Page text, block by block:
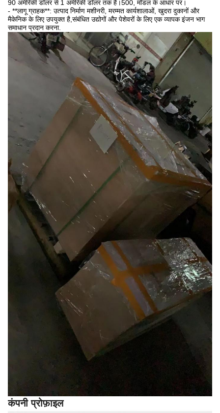
90 अमेरिकी डॉलर से 1 अमेरिकी डॉलर तक है।500, मॉडल के आधार पर।
- **लागू ग्राहक**: उत्पाद निर्माण मशीनरी, मरम्मत कार्यशालाओं, खुदरा दुकानों और
मैकेनिक के लिए उपयुक्त है,संबंधित उद्योगों और पेशेवरों के लिए एक व्यापक इंजन भाग
समाधान प्रदान करना.
कंपनी प्रोफ़ाइल